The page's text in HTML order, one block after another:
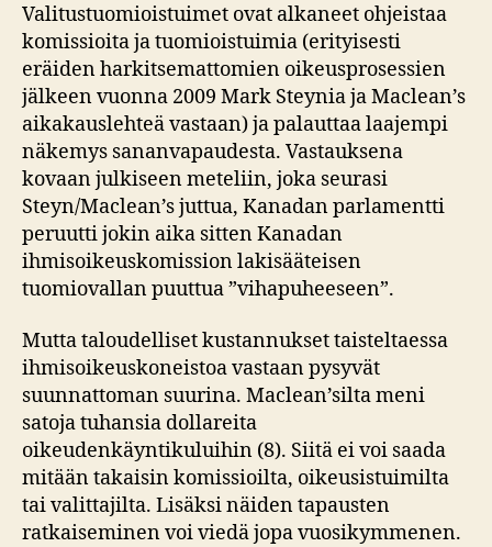
Valitustuomioistuimet ovat alkaneet ohjeistaa
komissioita ja tuomioistuimia (erityisesti
eräiden harkitsemattomien oikeusprosessien
jälkeen vuonna 2009 Mark Steynia ja Maclean’s
aikakauslehteä vastaan) ja palauttaa laajempi
näkemys sananvapaudesta. Vastauksena
kovaan julkiseen meteliin, joka seurasi
Steyn/Maclean’s juttua, Kanadan parlamentti
peruutti jokin aika sitten Kanadan
ihmisoikeuskomission lakisääteisen
tuomiovallan puuttua ”vihapuheeseen”.
Mutta taloudelliset kustannukset taisteltaessa
ihmisoikeuskoneistoa vastaan pysyvät
suunnattoman suurina. Maclean’silta meni
satoja tuhansia dollareita
oikeudenkäyntikuluihin (8). Siitä ei voi saada
mitään takaisin komissioilta, oikeusistuimilta
tai valittajilta. Lisäksi näiden tapausten
ratkaiseminen voi viedä jopa vuosikymmenen.